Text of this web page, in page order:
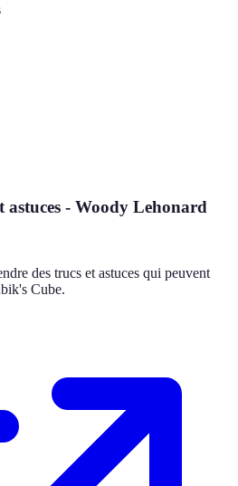
astuces - Woody Lehonard
des trucs et astuces qui peuvent
Cube.